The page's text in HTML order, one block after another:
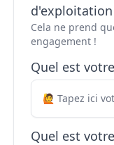
Cela ne prend
engagement !
Quel est
Quel est